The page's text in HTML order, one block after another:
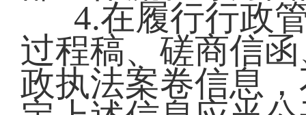
4.在履行行政
过程稿、磋商信
政执法案卷信息